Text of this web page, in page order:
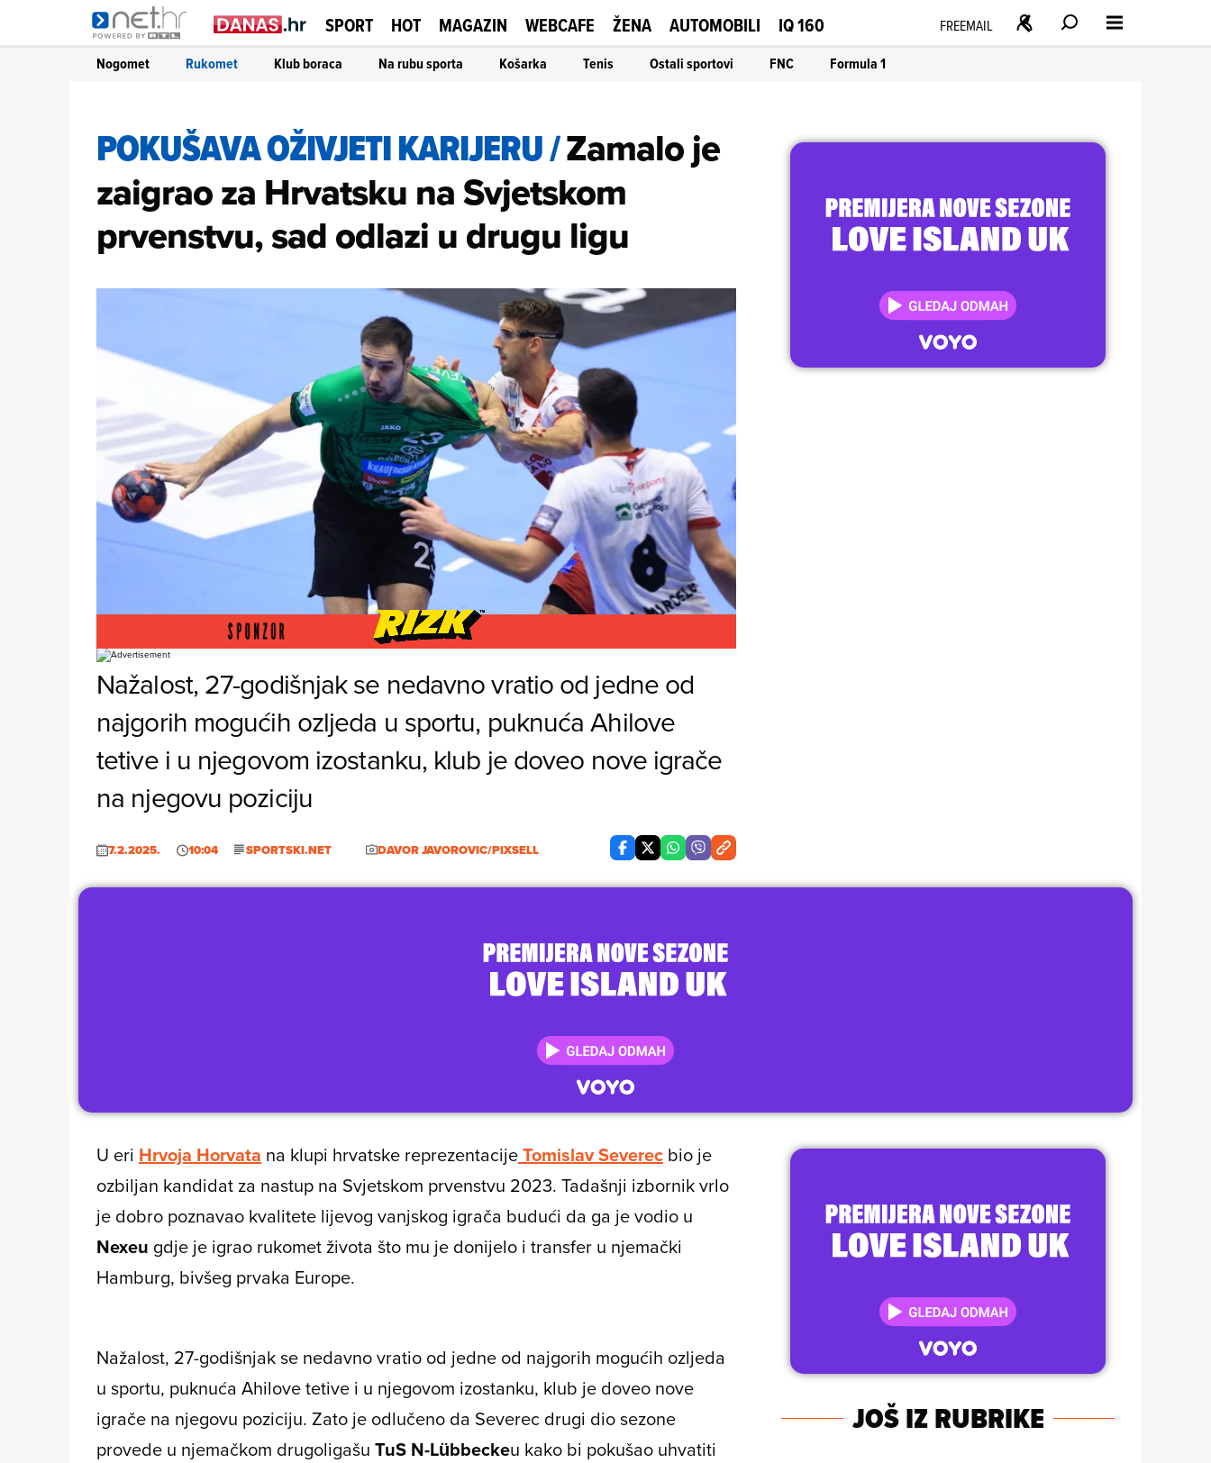
SPORT HOT MAGAZIN WEBCAFE ŽENA AUTOMOBILI IQ 160 FREEMAIL
Nogomet Rukomet Klub boraca Na rubu sporta Košarka Tenis Ostali sportovi FNC Formula 1
POKUŠAVA OŽIVJETI KARIJERU/Zamalo je
zaigrao za Hrvatsku na Svjetskom
prvenstvu, sad odlazi u drugu ligu
Foto: Davor Javorovic/PIXSELL
Nažalost, 27-godišnjak se nedavno vratio od jedne od
najgorih mogućih ozljeda u sportu, puknuća Ahilove
tetive i u njegovom izostanku, klub je doveo nove igrače
na njegovu poziciju
7.2.2025. 10:04 SPORTSKI.NET DAVOR JAVOROVIC/PIXSELL
U eri Hrvoja Horvata na klupi hrvatske reprezentacijeTomislav Severec bio je
ozbiljan kandidat za nastup na Svjetskom prvenstvu 2023. Tadašnji izbornik vrlo
je dobro poznavao kvalitete lijevog vanjskog igrača budući da ga je vodio u
Nexeu gdje je igrao rukomet života što mu je donijelo i transfer u njemački
Hamburg, bivšeg prvaka Europe.
Nažalost, 27-godišnjak se nedavno vratio od jedne od najgorih mogućih ozljeda
u sportu, puknuća Ahilove tetive i u njegovom izostanku, klub je doveo nove
igrače na njegovu poziciju. Zato je odlučeno da Severec drugi dio sezone
provede u njemačkom drugoligašu TuS N-Lübbeckeu kako bi pokušao uhvatiti
JOŠ IZ RUBRIKE